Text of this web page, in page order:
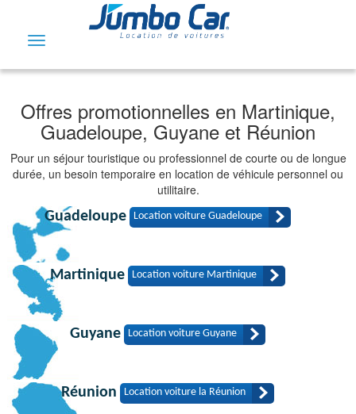
Toggle
Offres promotionnelles en Martinique,
Guadeloupe, Guyane et Réunion
Pour un séjour touristique ou professionnel de courte ou de longue
durée, un besoin temporaire en location de véhicule personnel ou
utilitaire.
Guadeloupe
Location voiture Guadeloupe
Martinique Location voiture Martinique
Guyane Location voiture Guyane
Réunion Location voiture la Réunion